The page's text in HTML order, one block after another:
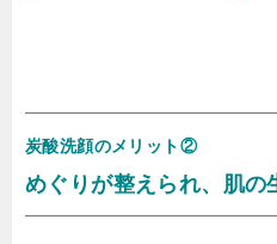
炭酸洗顔のメリット②
めぐりが整えられ、肌の